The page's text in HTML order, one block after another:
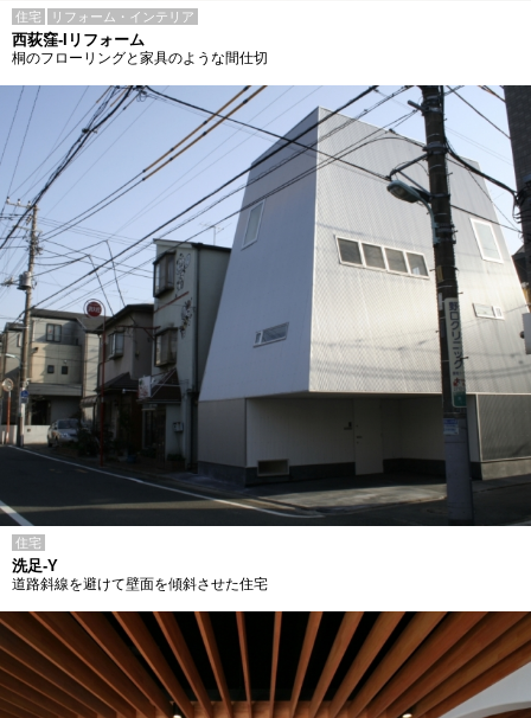
住宅 リフォーム・インテリア
西荻窪-Iリフォーム
桐のフローリングと家具のような間仕切
住宅
洗足-Y
道路斜線を避けて壁面を傾斜させた住宅